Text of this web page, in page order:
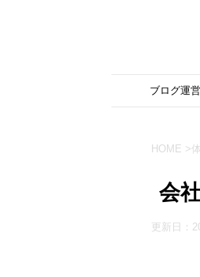
ブログ運営
HOME >
会
更新日：